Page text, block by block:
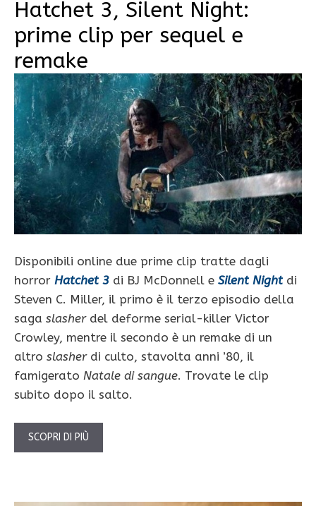
Hatchet 3, Silent Night:
prime clip per sequel e
remake
Disponibili online due prime clip tratte dagli
horror Hatchet 3 di BJ McDonnell e Silent Nightdi
Steven C. Miller, il primo è il terzo episodio della
saga slasherdel deforme serial-killer Victor
Crowley, mentre il secondo è un remake di un
altro slasherdi culto, stavolta anni ’80, il
famigerato Natale di sangue. Trovate le clip
subito dopo il salto.
SCOPRI DI PIÙ